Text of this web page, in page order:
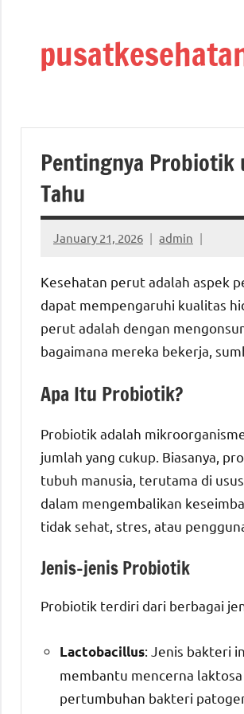
Pentingnya Probiotik
Tahu
January 21, 2026 admin
Kesehatan perut adalah aspek
dapat mempengaruhi kualitas
perut adalah dengan
bagaimana mereka bekerja,
Apa Itu Probiotik?
Probiotik adalah
jumlah yang cukup. Biasanya,
tubuh manusia, terutama di
dalam mengembalikan
tidak sehat, stres, atau
Jenis-jenis Probiotik
Probiotik terdiri dari berbagai
Lactobacillus: Jenis bakteri
membantu mencerna
pertumbuhan bakteri